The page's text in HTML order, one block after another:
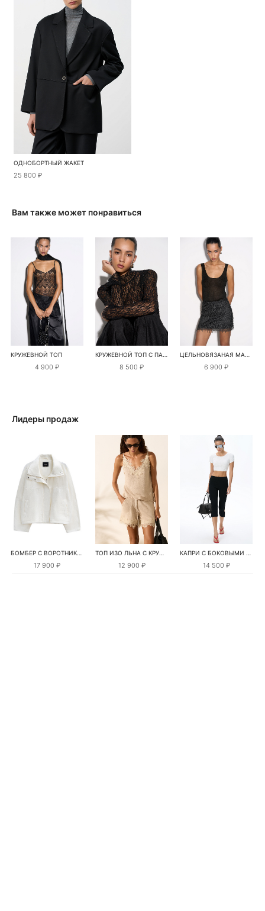
ОДНОБОРТНЫЙ ЖАКЕТ
25 800 ₽
Вам также может понравиться
КРУЖЕВНОЙ ТОП
4 900 ₽
КРУЖЕВНОЙ ТОП С ПАЙЕТКАМИ
8 500 ₽
ЦЕЛЬНОВЯЗАНАЯ МАЙКА С ЛЮРЕКСОМ
6 900 ₽
Лидеры продаж
БОМБЕР С ВОРОТНИКОМ-СТОЙКОЙ
17 900 ₽
ТОП ИЗО ЛЬНА С КРУЖЕВОМ
12 900 ₽
КАПРИ С БОКОВЫМИ РАЗРЕЗАМИ
14 500 ₽